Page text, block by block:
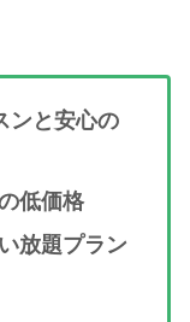
ンと安心の
低価格
放題プラン